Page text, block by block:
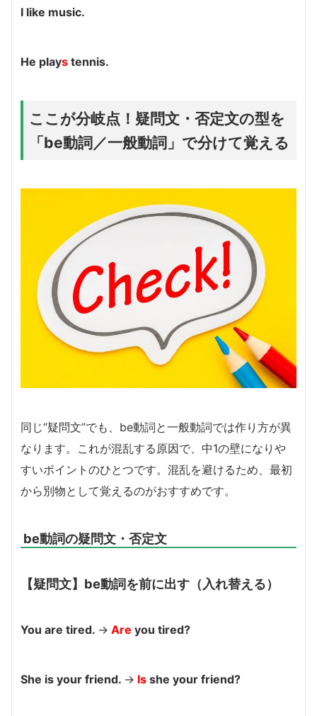
I like music.
He plays tennis.
ここが分岐点！疑問文・否定文の型を
「be動詞／一般動詞」で分けて覚える
同じ“疑問文”でも、be動詞と一般動詞では作り方が異
なります。これが混乱する原因で、中1の壁になりや
すいポイントのひとつです。混乱を避けるため、最初
から別物として覚えるのがおすすめです。
be動詞の疑問文・否定文
【疑問文】be動詞を前に出す（入れ替える）
You are tired. → Are you tired?
She is your friend. → Is she your friend?